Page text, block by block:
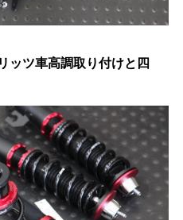
ッツ車高調取り付けと四